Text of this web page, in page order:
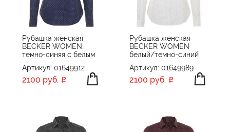
Рубашка женская
BECKER WOMEN,
темно-синяя с белым
Артикул: 01649912
2100 руб.
Рубашка женская
BECKER WOMEN
белый/темно-синий
Артикул: 01649989
2100 руб.